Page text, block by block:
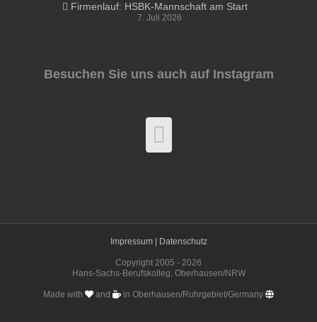
Firmenlauf: HSBK-Mannschaft am Start
7. Juli 2026
Besuchen Sie uns auch auf Instagram
Impressum | Datenschutz
Copyright 2005 - 2026
Hans-Sachs-Berufskolleg, Oberhausen/NRW
Made with and in Oberhausen/Ruhrgebiet/Germany